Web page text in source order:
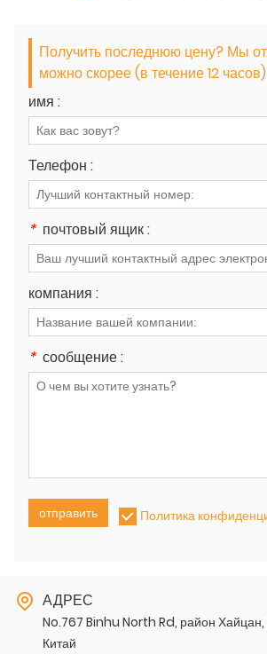
Получить последнюю цену? Мы
можно скорее (в течение 12 часов)
имя :
Телефон :
* почтовый ящик :
компания :
* сообщение :
отправить Политика
АДРЕС
No.767 Binhu North Rd, район
Китай